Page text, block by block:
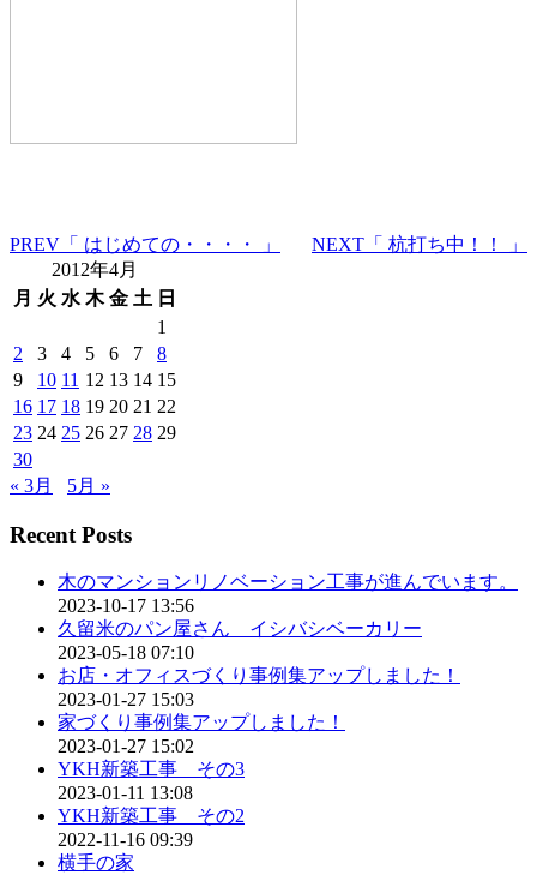
PREV 「 はじめての・・・・ 」 NEXT 「 杭打ち中！！ 」
2012年4月
月 火 水 木 金 土 日
1
2
3 4 5 6 7
8
9
10 11 12 13 14 15
16 17 18 19 20 21 22
23 24 25 26 27 28 29
30
« 3月
5月 »
Recent Posts
木のマンションリノベーション工事が進んでいます。
2023-10-17 13:56
久留米のパン屋さん イシバシベーカリー
2023-05-18 07:10
お店・オフィスづくり事例集アップしました！
2023-01-27 15:03
家づくり事例集アップしました！
2023-01-27 15:02
YKH新築工事 その3
2023-01-11 13:08
YKH新築工事 その2
2022-11-16 09:39
横手の家